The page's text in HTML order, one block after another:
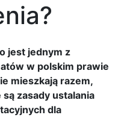
jest jednym z
w polskim prawie
mieszkają razem,
zasady ustalania
dla